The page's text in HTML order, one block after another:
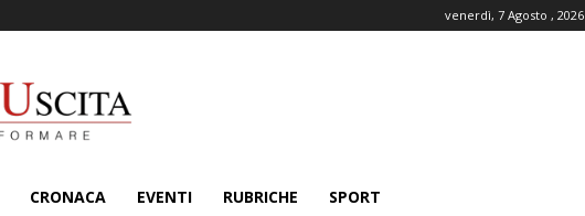
venerdì, 7 Agosto , 2026
CRONACA EVENTI RUBRICHE SPORT